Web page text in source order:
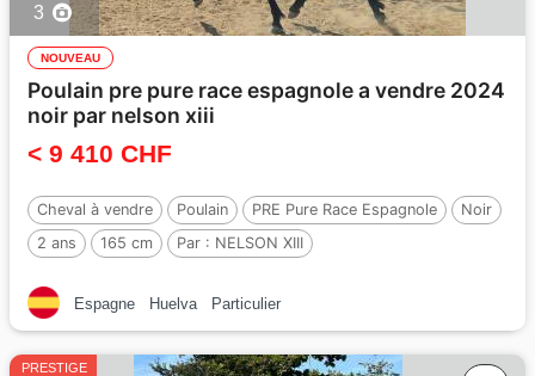
3
NOUVEAU
Poulain pre pure race espagnole a vendre 2024
noir par nelson xiii
< 9 410 CHF
Cheval à vendre Poulain PRE Pure Race Espagnole
Noir
2 ans
165 cm Par : NELSON XIII
Espagne Huelva Particulier
PRESTIGE